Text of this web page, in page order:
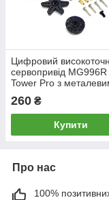
Цифровий
сервопривід MG996R
Tower Pro з
шестернями для
моделей
260 ₴
Купити
Про нас
100%